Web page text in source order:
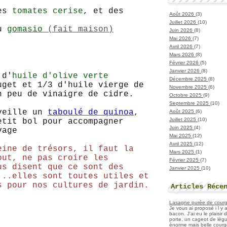
tomates cerise, et des
gomasio (fait maison)
d' huile d'olive verte
et 1/3 d'huile vierge de
peu de vinaigre de cidre.
un taboulé de quinoa,
bol pour accompagner
de trésors, il faut la
ne pas croire les
disent que ce sont des
sont toutes utiles et
pour nos cultures de jardin.
Août 2026 (3)
Juillet 2026 (10)
Juin 2026 (8)
Mai 2026 (7)
Avril 2026 (7)
Mars 2026 (8)
Février 2026 (5)
Janvier 2026 (8)
Décembre 2025 (8)
Novembre 2025 (6)
Octobre 2025 (9)
Septembre 2025 (10)
Août 2025 (6)
Juillet 2025 (10)
Juin 2025 (4)
Mai 2025 (12)
Avril 2025 (12)
Mars 2025 (1)
Février 2025 (7)
Janvier 2025 (10)
Articles
Lasagne purée de
Je vous ai proposé i l y
bacon. J'ai eu le plaisir
porte, un cageot de
énorme mais belle